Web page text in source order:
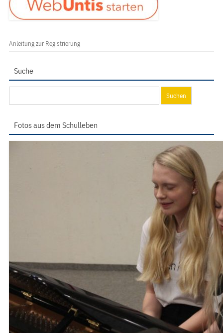
Anleitung zur Registrierung
Suche
nach:
Fotos aus dem Schulleben